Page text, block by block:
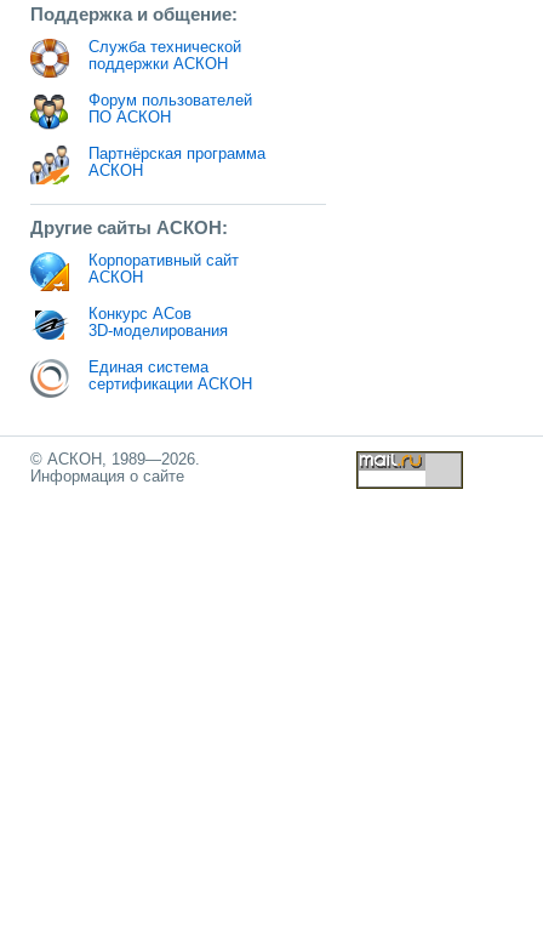
Поддержка и общение:
Служба технической
поддержки АСКОН
Форум пользователей
ПО АСКОН
Партнёрская программа
АСКОН
Другие сайты АСКОН:
Корпоративный сайт
АСКОН
Конкурс АСов
3D-моделирования
Единая система
сертификации АСКОН
© АСКОН, 1989—2026.
Информация о сайте